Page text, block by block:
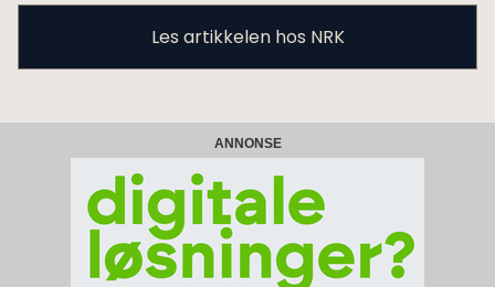
Les artikkelen hos NRK
ANNONSE